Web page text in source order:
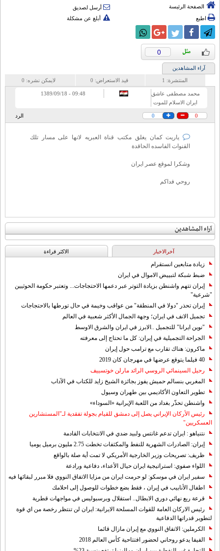
الصفحة الرئيسة
أرسل لصديق
اطبع
أبلغ عن مشكلة
0
آراء المشاهدين
المنتشرة: 1 قيد الاستعراض: 0 لايمكن نشره: 0
محمد مصطفى عاشق
ايران الاسلام للموت
09:48 - 1389/09/18
0
0 الرد
ياريت كمان يغلق مكتب قناة العبريه لانها على مسار تلك
القنوات الفاسده الحاقدة
وشكرا لموقع عصر ايران
روحي فداكم
آراء المشاهدين
آخرالاخبار الاکثر قراءة
زيادة متابعين انستقرام
ضبط شبكة لتبييض الاموال في ايران
إيران تتهم واشنطن بزيادة التوتر عبر دعمها الاحتجاجات... وتعتبر حكومة الحوثيين
"شرعية"
إيران تحذر "دولا في المنطقة" من عواقب وخيمة في حال تورطها بالاحتجاجات
تجميل الانف في ايران؛ وجهة الجمال الأكثر شعبية في العالم
"نوين ايرانا" للتجميل ..الابرز في ايران والشرق الاوسط
الجراحة التجميلية في إيران: كل ما تحتاج إلى معرفته
ماكرون: هناك تقارب مع ترامب حول إيران
40 فيلما يتوقع عرضها في مهرجان كان 2019
رحيل السينمائي الروسي الرائد مارلن خوتسييف
المغربي بنسالم حميش يفوز بجائزة الشيخ زايد للكتاب في الآداب
تطوير التعاون الأكاديمي بين طهران وسيول
واشنطن تحذّر بغداد من اللعبة الإيرانية «السوداء»
رئيس الأركان الإيراني يصل إلى دمشق للقيام بجولة تفقدية لـ"المستشارين
العسكريين"
نتنياهو : ايران تدعم غانتس ولبيد ضدي في الانتخابات القادمة
إيران: الصادرات الشهریة للنفط والمكثفات تخطت 2.75 مليون برميل يوميا
ظريف: تصريحات وزير الخارجية الأمريكي لا تمت أية صلة بالواقع
اللواء صفوي: استراتيجية ايران حيال الأعداء، دفاعية ورادعة
سفير ايران في موسكو: لو حرمت ايران من مزايا الاتفاق النووي فلا مبرر لبقائها فيه
اطفال الأنابيب في إيران ، فقط بضع خطوات للوصول إلى احلامك
قرعة ربع نهائي دوري الابطال.. استقلال وبرسبوليس في مواجهات قطرية
رئيس الاركان العامة للقوات المسلحة الايرانية: ايران لن تنتظر رخصة من اي قوة
لتطوير قدراتها الدفاعية
الكرملين: الاتفاق النووي مع إيران مازال قائما
الفيفا يدعو روحاني لحضور افتتاحية كأس العالم 2018